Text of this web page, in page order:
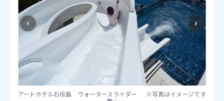
♦ANAインターコンチネンタル石垣リゾート ～HISホテルア
ワード2025＆2024 優秀施設賞～
広大な敷地に大人も子どもも満喫できる施設が充実
［利用客室］
・オーシャンウィング 部屋指定なし（洋室/40㎡/2・3名1
室）
・コーラルウィングバンクルーム 部屋指定なし（洋室/50
㎡/3～5名1室）
※バンクルームは二段ベッド（正ベッド2台+バンクベッ
アートホテル石垣島 ウォータースライダー ※写真はイメージです